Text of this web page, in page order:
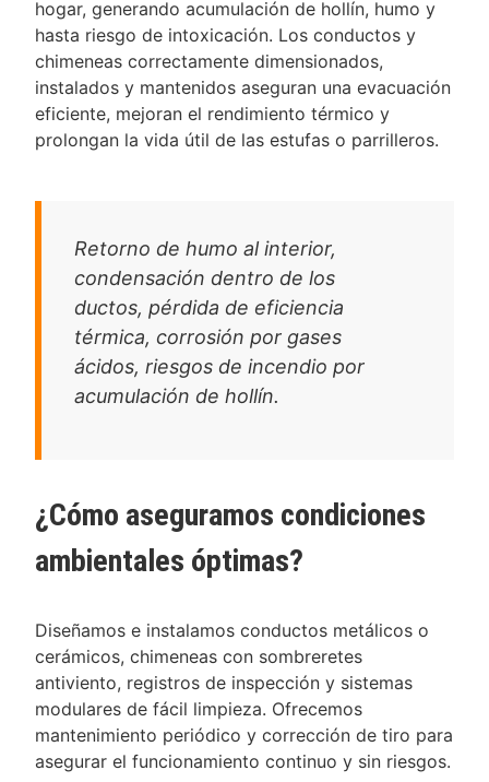
hogar, generando acumulación de hollín, humo y
hasta riesgo de intoxicación. Los conductos y
chimeneas correctamente dimensionados,
instalados y mantenidos aseguran una evacuación
eficiente, mejoran el rendimiento térmico y
prolongan la vida útil de las estufas o parrilleros.
Retorno de humo al interior,
condensación dentro de los
ductos, pérdida de eficiencia
térmica, corrosión por gases
ácidos, riesgos de incendio por
acumulación de hollín.
¿Cómo aseguramos condiciones
ambientales óptimas?
Diseñamos e instalamos conductos metálicos o
cerámicos, chimeneas con sombreretes
antiviento, registros de inspección y sistemas
modulares de fácil limpieza. Ofrecemos
mantenimiento periódico y corrección de tiro para
asegurar el funcionamiento continuo y sin riesgos.